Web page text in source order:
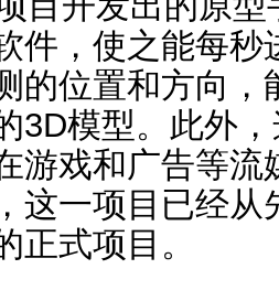
件，使之能每秒
的位置和方向
3D模型。此外
游戏和广告等
这一项目已经
正式项目。